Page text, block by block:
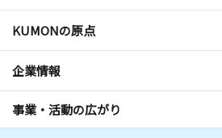
KUMONの原点
企業情報
事業・活動の広がり